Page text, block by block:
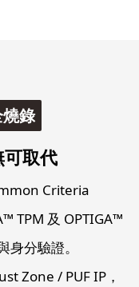
錄
可取代
Criteria
TPM 及 OPTIGA™
分驗證。
Zone / PUF IP，